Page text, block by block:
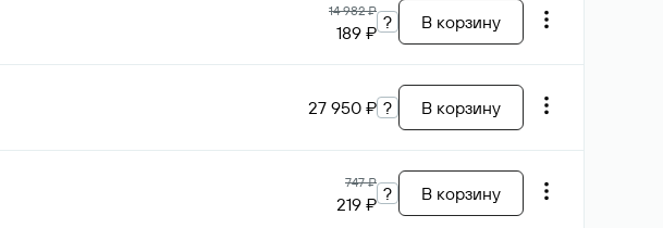
14 982 ₽
189 ₽ ? В корзину
27 950 ₽ ? В корзину
747 ₽
219 ₽ ? В корзину